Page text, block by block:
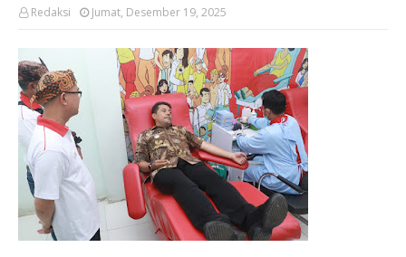
Redaksi Jumat, Desember 19, 2025